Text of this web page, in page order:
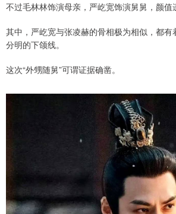
不过毛林林饰演母亲，严屹宽饰演舅舅，颜值
其中，严屹宽与张凌赫的骨相极为相似，都有
分明的下颌线。
这次“外甥随舅”可谓证据确凿。